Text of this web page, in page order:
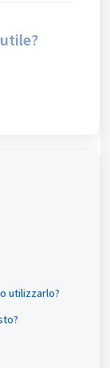
utilizzarlo?